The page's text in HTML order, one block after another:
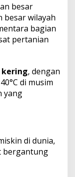
besar
besar wilayah
bagian
pertanian
kering, dengan
di musim
yang
di dunia,
bergantung